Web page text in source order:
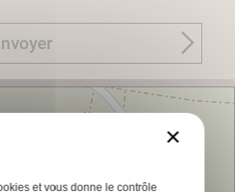
×
et vous donne le contrôle